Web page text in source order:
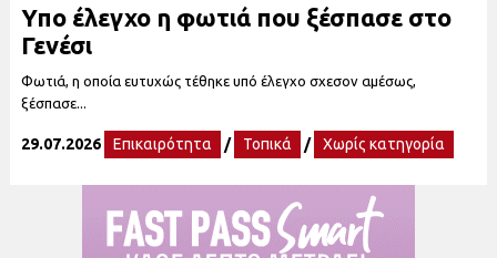
Υπο έλεγχο η φωτιά που ξέσπασε στο
Γενέσι
Φωτιά, η οποία ευτυχώς τέθηκε υπό έλεγχο σχεσον αμέσως,
ξέσπασε...
29.07.2026 Επικαιρότητα / Τοπικά / Χωρίς κατηγορία